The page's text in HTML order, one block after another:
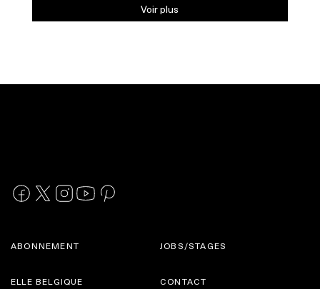
Voir plus
ABONNEMENT
ELLE BELGIQUE
JOBS/STAGES
CONTACT